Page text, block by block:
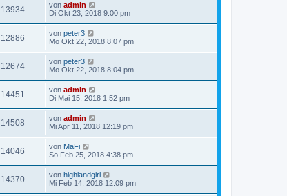
13934 von admin
Di Okt 23, 2018 9:00 pm
12886 von peter3
Mo Okt 22, 2018 8:07 pm
12674 von peter3
Mo Okt 22, 2018 8:04 pm
14451 von admin
Di Mai 15, 2018 1:52 pm
14508 von admin
Mi Apr 11, 2018 12:19 pm
14046 von MaFi
So Feb 25, 2018 4:38 pm
14370 von highlandgirl
Mi Feb 14, 2018 12:09 pm